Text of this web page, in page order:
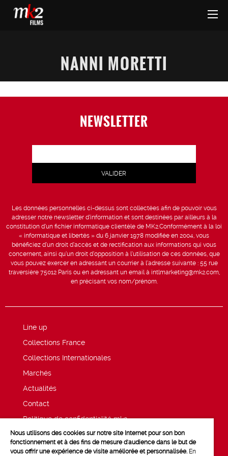
NANNI MORETTI
NEWSLETTER
Les données personnelles ci-dessus sont collectées afin de pouvoir vous
adresser notre newsletter d’information et sont destinées par ailleurs à la
constitution d’un fichier informatique clientèle de MK2.Conformément à la loi
« informatique et libertés » du 6 janvier 1978 modifiée en 2004, vous
bénéficiez d’un droit d’accès et de rectification aux informations qui vous
concernent, ainsi qu’un droit d’opposition à l’utilisation de ces données, que
vous pouvez exercer en adressant un courrier à l’adresse suivante : 55 rue
traversière 75012 Paris ou en adressant un email à intlmarketing@mk2.com,
en précisant vos nom/prénom.
Line up
Collections France
Collections Internationales
Marchés
Actualités
Contact
Politique de confidentialité mk2
Mentions légales
Nous utilisons des cookies sur notre site Internet pour son bon
fonctionnement et à des fins de mesure d'audience dans le but de
vous offrir une expérience de visite améliorée et personnalisée. En